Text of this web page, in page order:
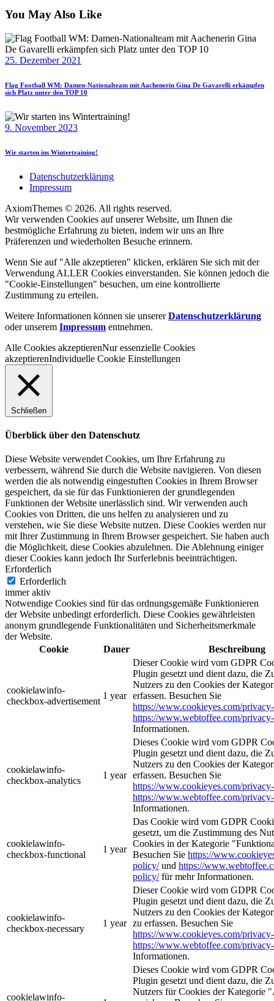
You May Also Like
25. Dezember 2021
Flag Football WM: Damen-Nationalteam mit Aachenerin Gina De Gavarelli erkämpfen
sich Platz unter den TOP 10
9. November 2023
Wir starten ins Wintertraining!
Datenschutzerklärung
Impressum
AxiomThemes © 2026. All rights reserved.
Wir verwenden Cookies auf unserer Website, um Ihnen die
bestmögliche Erfahrung zu bieten, indem wir uns an Ihre
Präferenzen und wiederholten Besuche erinnern.
Wenn Sie auf "Alle akzeptieren" klicken, erklären Sie sich mit der
Verwendung ALLER Cookies einverstanden. Sie können jedoch die
"Cookie-Einstellungen" besuchen, um eine kontrollierte
Zustimmung zu erteilen.
Weitere Informationen können sie unsererDatenschutzerklärung
oder unserem Impressum entnehmen.
Alle Cookies akzeptierenNur essenzielle Cookies
akzeptierenIndividuelle Cookie Einstellungen
Schließen
Überblick über den Datenschutz
Diese Website verwendet Cookies, um Ihre Erfahrung zu
verbessern, während Sie durch die Website navigieren. Von diesen
werden die als notwendig eingestuften Cookies in Ihrem Browser
gespeichert, da sie für das Funktionieren der grundlegenden
Funktionen der Website unerlässlich sind. Wir verwenden auch
Cookies von Dritten, die uns helfen zu analysieren und zu
verstehen, wie Sie diese Website nutzen. Diese Cookies werden nur
mit Ihrer Zustimmung in Ihrem Browser gespeichert. Sie haben auch
die Möglichkeit, diese Cookies abzulehnen. Die Ablehnung einiger
dieser Cookies kann jedoch Ihr Surferlebnis beeinträchtigen.
Erforderlich
Erforderlich
immer aktiv
Notwendige Cookies sind für das ordnungsgemäße Funktionieren
der Website unbedingt erforderlich. Diese Cookies gewährleisten
anonym grundlegende Funktionalitäten und Sicherheitsmerkmale
der Website.
Cookie
Dauer Beschreibung
cookielawinfo-
checkbox-advertisement
1 year
Dieser Cookie wird vom GDPR
Plugin gesetzt und dient dazu, die
Nutzers zu den Cookies der
erfassen. Besuchen Sie
https://www.cookieyes.com/
https://www.webtoffee.com/
Informationen.
cookielawinfo-
checkbox-analytics
1 year
Dieses Cookie wird vom GDPR
Plugin gesetzt und dient dazu, die
Nutzers zu den Cookies der
erfassen. Besuchen Sie
https://www.cookieyes.com/
https://www.webtoffee.com/
Informationen.
cookielawinfo-
checkbox-functional
1 year
Das Cookie wird vom GDPR
gesetzt, um die Zustimmung des
Cookies in der Kategorie
Besuchen Sie https://
policy/und https://
policy/für mehr Informationen.
cookielawinfo-
checkbox-necessary
1 year
Dieser Cookie wird vom GDPR
Plugin gesetzt und dient dazu, die
Nutzers zu den Cookies der
zu erfassen. Besuchen Sie
https://www.cookieyes.com/
https://www.webtoffee.com/
Informationen.
cookielawinfo-
Dieses Cookie wird vom GDPR
Plugin gesetzt und dient dazu, die
Nutzers für Cookies der Kategorie